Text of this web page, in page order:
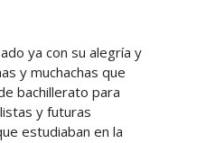
ya con su alegría y
y muchachas que
bachillerato para
y futuras
estudiaban en la